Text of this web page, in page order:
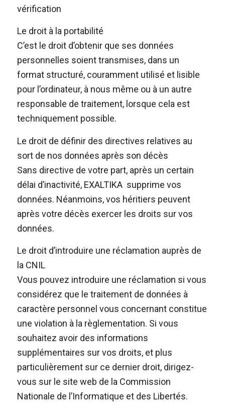
vérification
Le droit à la portabilité
C’est le droit d’obtenir que ses données
personnelles soient transmises, dans un
format structuré, couramment utilisé et lisible
pour l’ordinateur, à nous même ou à un autre
responsable de traitement, lorsque cela est
techniquement possible.
Le droit de définir des directives relatives au
sort de nos données après son décès
Sans directive de votre part, après un certain
délai d’inactivité, EXALTIKA supprime vos
données. Néanmoins, vos héritiers peuvent
après votre décès exercer les droits sur vos
données.
Le droit d’introduire une réclamation auprès de
la CNIL
Vous pouvez introduire une réclamation si vous
considérez que le traitement de données à
caractère personnel vous concernant constitue
une violation à la règlementation. Si vous
souhaitez avoir des informations
supplémentaires sur vos droits, et plus
particulièrement sur ce dernier droit, dirigez-
vous sur le site web de la Commission
Nationale de l’Informatique et des Libertés.